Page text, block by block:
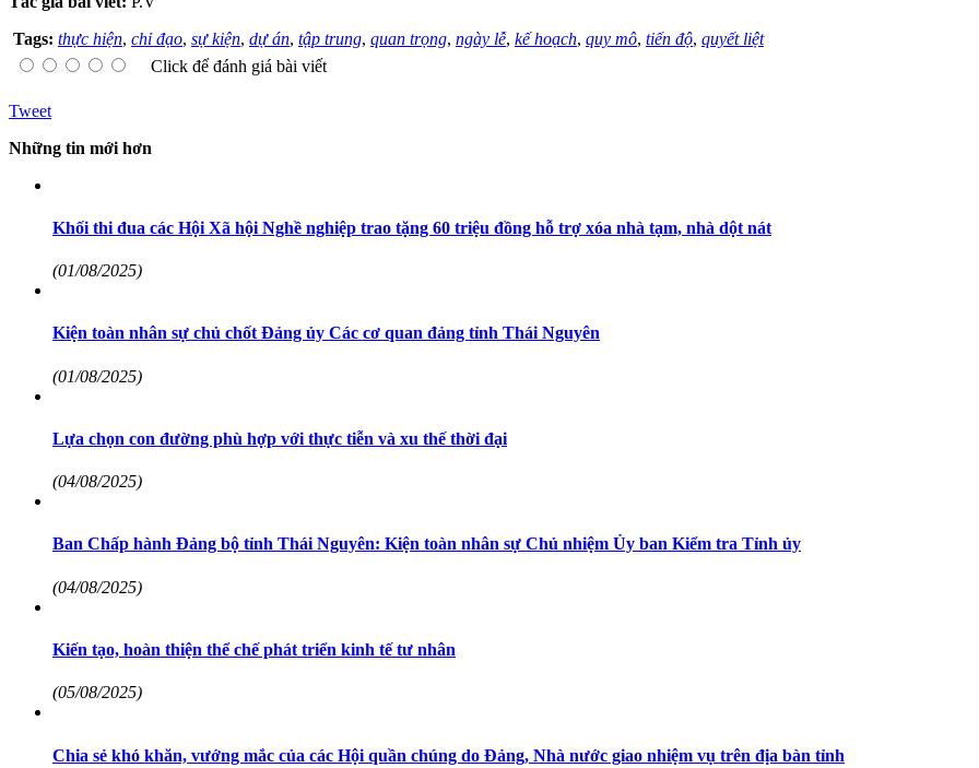
Tags: thực hiện, chỉ đạo, sự kiện, dự án, tập trung, quan trọng, ngày lễ, kế hoạch, quy mô, tiến độ, quyết liệt
Click để đánh giá bài viết
Tweet
Những tin mới hơn
Khối thi đua các Hội Xã hội Nghề nghiệp trao tặng 60 triệu đồng hỗ trợ xóa nhà tạm, nhà dột nát
(01/08/2025)
Kiện toàn nhân sự chủ chốt Đảng ủy Các cơ quan đảng tỉnh Thái Nguyên
(01/08/2025)
Lựa chọn con đường phù hợp với thực tiễn và xu thế thời đại
(04/08/2025)
Ban Chấp hành Đảng bộ tỉnh Thái Nguyên: Kiện toàn nhân sự Chủ nhiệm Ủy ban Kiểm tra Tỉnh ủy
(04/08/2025)
Kiến tạo, hoàn thiện thể chế phát triển kinh tế tư nhân
(05/08/2025)
Chia sẻ khó khăn, vướng mắc của các Hội quần chúng do Đảng, Nhà nước giao nhiệm vụ trên địa bàn tỉnh